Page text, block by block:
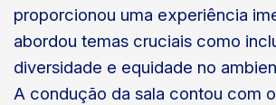
proporcionou uma experiência
abordou temas cruciais como
diversidade e equidade no
A condução da sala contou com